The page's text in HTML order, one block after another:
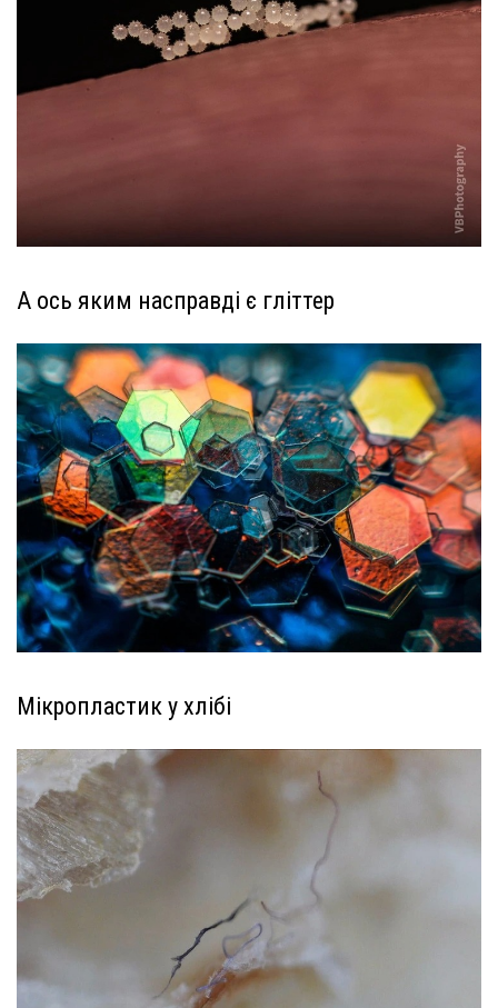
А ось яким насправді є гліттер
Мікропластик у хлібі